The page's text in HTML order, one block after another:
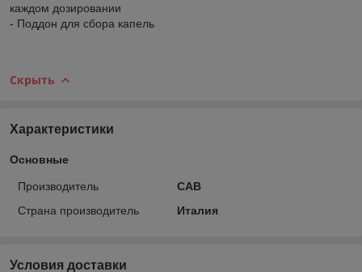
каждом дозировании
- Поддон для сбора капель
Скрыть
Характеристики
Основные
Производитель
CAB
Страна производитель
Италия
Условия доставки